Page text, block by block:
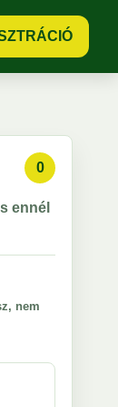
0
ennél
nem